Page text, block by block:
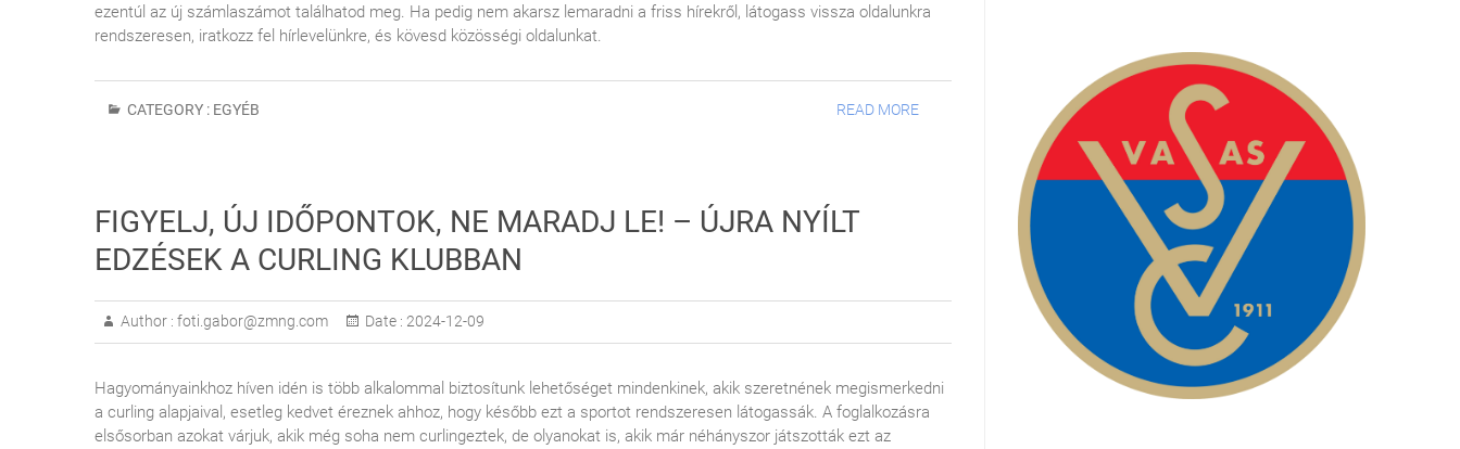
ezentúl az új számlaszámot találhatod meg. Ha pedig nem akarsz lemaradni a friss hírekről, látogass vissza oldalunkra
rendszeresen, iratkozz fel hírlevelünkre, és kövesd közösségi oldalunkat.
CATEGORY : EGYÉB READ MORE
FIGYELJ, ÚJ IDŐPONTOK, NE MARADJ LE! – ÚJRA NYÍLT
EDZÉSEK A CURLING KLUBBAN
Author : foti.gabor@zmng.com Date : 2024-12-09
Hagyományainkhoz híven idén is több alkalommal biztosítunk lehetőséget mindenkinek, akik szeretnének megismerkedni
a curling alapjaival, esetleg kedvet éreznek ahhoz, hogy később ezt a sportot rendszeresen látogassák. A foglalkozásra
elsősorban azokat várjuk, akik még soha nem curlingeztek, de olyanokat is, akik már néhányszor játszották ezt az